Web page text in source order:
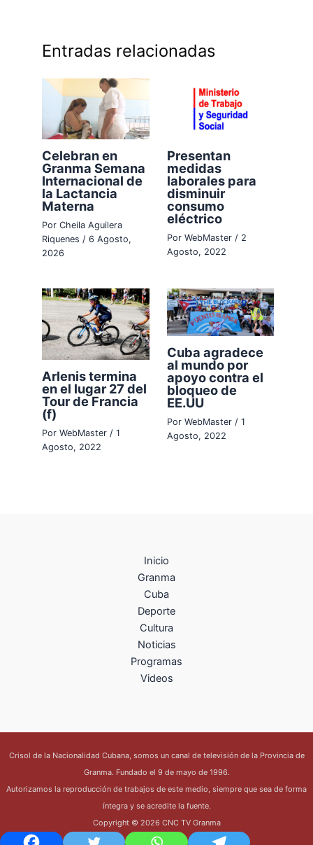
Entradas relacionadas
Celebran en
Granma Semana
Internacional de
la Lactancia
Materna
PorCheila Aguilera
Riquenes/6 Agosto,
2026
Presentan
medidas
laborales para
disminuir
consumo
eléctrico
Por WebMaster / 2
Agosto, 2022
Arlenis termina
en el lugar 27 del
Tour de Francia
(f)
PorWebMaster/1
Agosto, 2022
Cuba agradece
al mundo por
apoyo contra el
bloqueo de
EE.UU
Por WebMaster / 1
Agosto, 2022
Inicio
Granma
Cuba
Deporte
Cultura
Noticias
Programas
Videos
Crisol de la Nacionalidad Cubana, somos un canal de televisión de la Provincia de
Granma. Fundado el 9 de mayo de 1996.
Autorizamos la reproducción de trabajos de este medio, siempre que sea de forma
íntegra y se acredite la fuente.
Copyright © 2026 CNC TV Granma